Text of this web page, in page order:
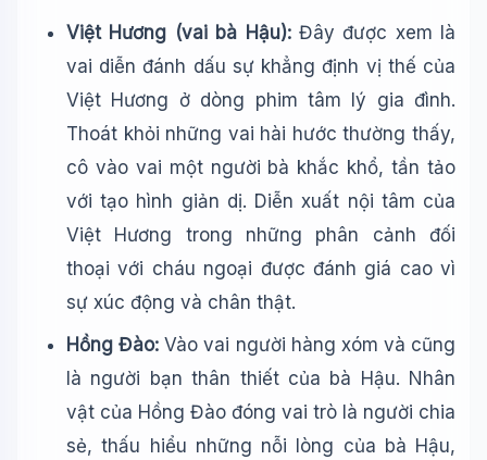
Việt Hương (vai bà Hậu):Đây được xem là
vai diễn đánh dấu sự khẳng định vị thế của
Việt Hương ở dòng phim tâm lý gia đình.
Thoát khỏi những vai hài hước thường thấy,
cô vào vai một người bà khắc khổ, tần tảo
với tạo hình giản dị. Diễn xuất nội tâm của
Việt Hương trong những phân cảnh đối
thoại với cháu ngoại được đánh giá cao vì
sự xúc động và chân thật.
Hồng Đào: Vào vai người hàng xóm và cũng
là người bạn thân thiết của bà Hậu. Nhân
vật của Hồng Đào đóng vai trò là người chia
sẻ, thấu hiểu những nỗi lòng của bà Hậu,